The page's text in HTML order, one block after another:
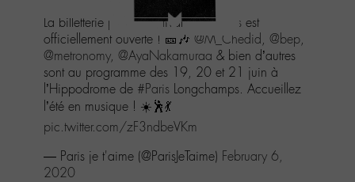
menu
Aller
au
contenu
Aller
recherche
La billetterie pour le festival@Solidays est
officiellement ouverte ! 🎫🎶 @M_Chedid, @bep,
@metronomy, @AyaNakamuraa & bien d’autres
sont au programme des 19, 20 et 21 juin à
l’Hippodrome de #Paris Longchamps. Accueillez
l’été en musique ! ☀️🕺💃
pic.twitter.com/zF3ndbeVKm
— Paris je t'aime (@ParisJeTaime) February 6,
2020